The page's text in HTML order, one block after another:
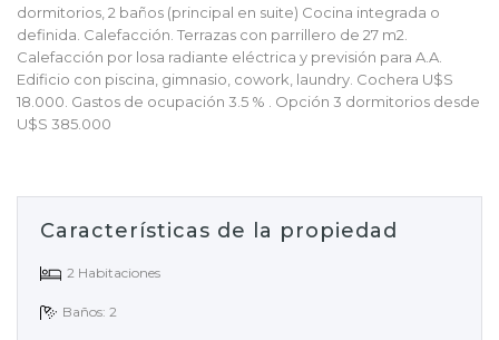
dormitorios, 2 baños (principal en suite) Cocina integrada o
definida. Calefacción. Terrazas con parrillero de 27 m2.
Calefacción por losa radiante eléctrica y previsión para A.A.
Edificio con piscina, gimnasio, cowork, laundry. Cochera U$S
18.000. Gastos de ocupación 3.5 % . Opción 3 dormitorios desde
U$S 385.000
Características de la propiedad
2 Habitaciones
Baños: 2